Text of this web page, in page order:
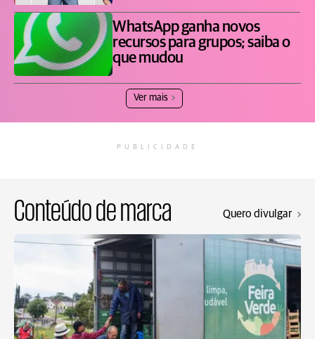
WhatsApp ganha novos
recursos para grupos; saiba o
que mudou
Ver mais
PUBLICIDADE
Conteúdo de marca Quero divulgar